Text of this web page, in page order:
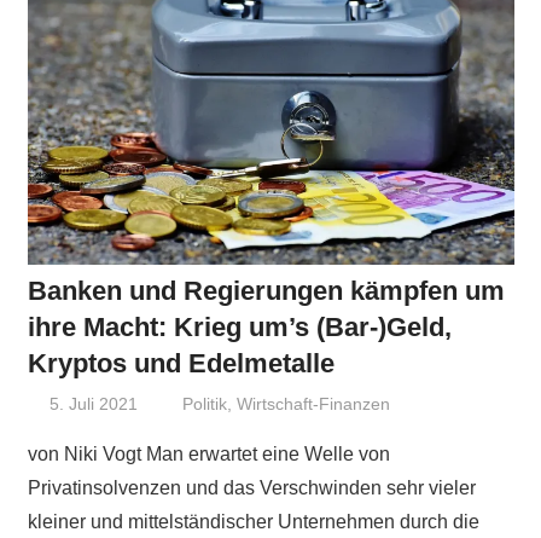
Banken und Regierungen kämpfen um
ihre Macht: Krieg um’s (Bar-)Geld,
Kryptos und Edelmetalle
5. Juli 2021 Niki Vogt
Politik ,Wirtschaft-Finanzen
von Niki Vogt Man erwartet eine Welle von
Privatinsolvenzen und das Verschwinden sehr vieler
kleiner und mittelständischer Unternehmen durch die